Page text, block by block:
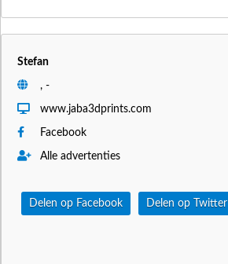
Stefan
, -
www.jaba3dprints.com
Facebook
Alle advertenties
Delen op Facebook Delen op Twitter